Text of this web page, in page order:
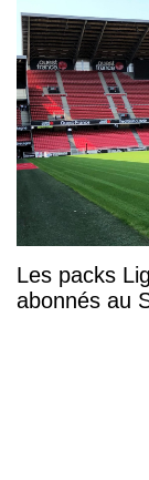
Les packs
abonnés au